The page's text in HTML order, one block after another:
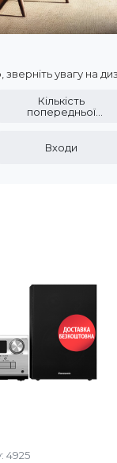
увагу на
Кількість
попередньої
Входи
4925